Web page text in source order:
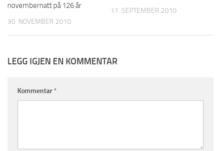
novembernatt på 126 år
30. NOVEMBER 2010
17. SEPTEMBER 2010
LEGG IGJEN EN KOMMENTAR
Kommentar*